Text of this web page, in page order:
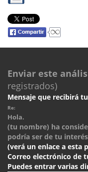
Enviar este
registrados)
Mensaje que recibirá
Re:
Hola.
(tu nombre) ha
podría ser de tu
(verá un enlace a esta
Correo electrónico de
Puedes entrar varias